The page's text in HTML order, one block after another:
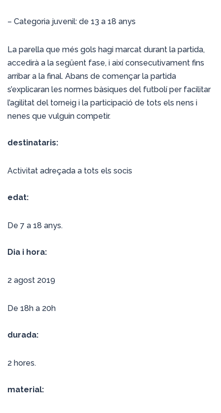
– Categoria juvenil: de 13 a 18 anys
La parella que més gols hagi marcat durant la partida,
accedirà a la següent fase, i així consecutivament fins
arribar a la final. Abans de començar la partida
s’explicaran les normes bàsiques del futbolí per facilitar
l’agilitat del torneig i la participació de tots els nens i
nenes que vulguin competir.
destinataris:
Activitat adreçada a tots els socis
edat:
De 7 a 18 anys.
Dia i hora:
2 agost 2019
De 18h a 20h
durada:
2 hores.
material: